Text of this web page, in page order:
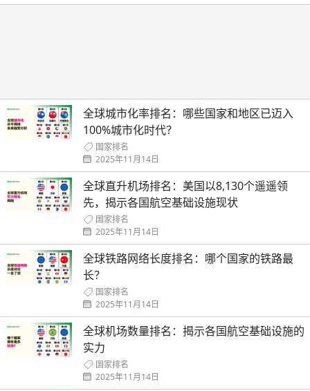
全球城市化率排名：哪些国家和地区已迈入
100%城市化时代？
国家排名
2025年11月14日
全球直升机场排名：美国以8,130个遥遥领
先，揭示各国航空基础设施现状
国家排名
2025年11月14日
全球铁路网络长度排名：哪个国家的铁路最
长？
国家排名
2025年11月14日
全球机场数量排名：揭示各国航空基础设施的
实力
国家排名
2025年11月14日